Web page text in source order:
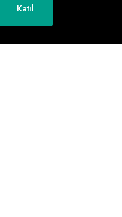
Katıl